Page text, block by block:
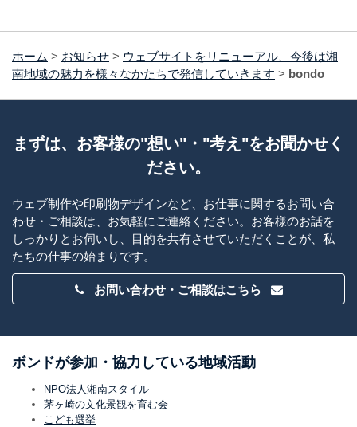
ホーム > お知らせ > ウェブサイトをリニューアル、今後は湘
南地域の魅力を様々なかたちで発信していきます > bondo
まずは、お客様の"想い"・"考え"をお聞かせく
ださい。
ウェブ制作や印刷物デザインなど、お仕事に関するお問い合
わせ・ご相談は、お気軽にご連絡ください。お客様のお話を
しっかりとお伺いし、目的を共有させていただくことが、私
たちの仕事の始まりです。
お問い合わせ・ご相談はこちら
ボンドが参加・協力している地域活動
NPO法人湘南スタイル
茅ヶ崎の文化景観を育む会
こども選挙